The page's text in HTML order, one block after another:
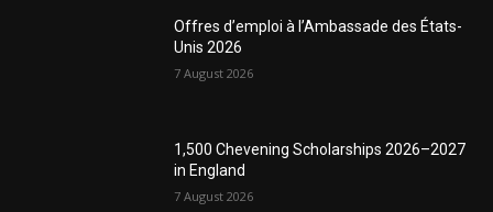
Offres d’emploi à l’Ambassade des États-
Unis 2026
7 August 2026
1,500 Chevening Scholarships 2026–2027
in England
7 August 2026